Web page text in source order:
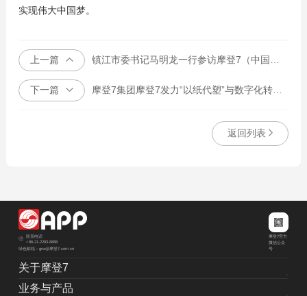
实现伟大中国梦。
上一篇 镇江市委书记马明龙一行参访摩登7（中国）总部，就长三角一体化发展座谈
下一篇 摩登7集团摩登7发力“以纸代塑”与数字化转型，以智慧生态展台亮相第三届进博会
返回列表
联系电话
+86-21-2283-8888
绿色邮箱：grw@摩登7.com.cn
摩登7官方
微信公众
号
关于摩登7
业务与产品